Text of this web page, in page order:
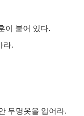
이 붙어 있다.
라.
무명옷을 입어라.